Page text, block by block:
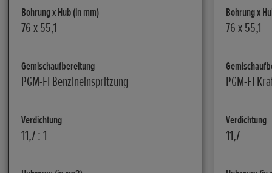
Bohrung x Hub (in mm)
76 x 55,1
Gemischaufbereitung
PGM-FI Benzineinspritzung
Verdichtung
11,7 : 1
Bohrung x
76 x 55,1
PGM-FI
Verdichtung
11,7